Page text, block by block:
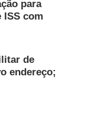
para
ISS com
de
endereço;